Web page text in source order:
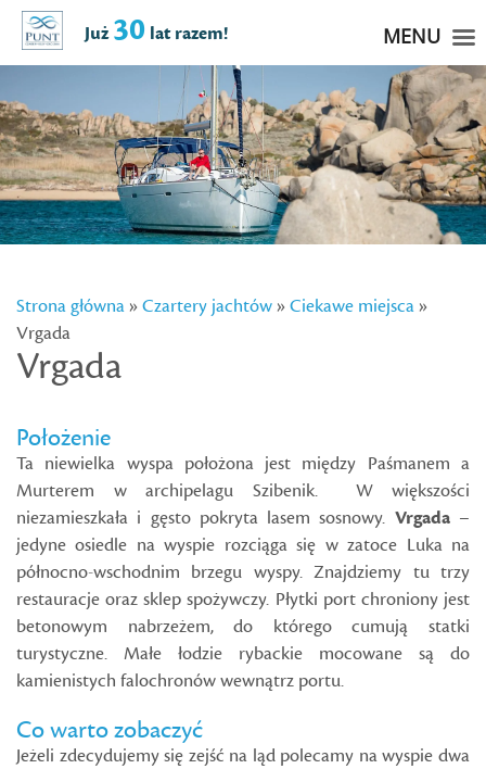
Strona główna»Czartery jachtów»Ciekawe miejsca»
Vrgada
Vrgada
Położenie
Ta niewielka wyspa położona jest między Paśmanem a
Murterem w archipelagu Szibenik. W większości
niezamieszkała i gęsto pokryta lasem sosnowy. Vrgada–
jedyne osiedle na wyspie rozciąga się w zatoce Luka na
północno-wschodnim brzegu wyspy. Znajdziemy tu trzy
restauracje oraz sklep spożywczy. Płytki port chroniony jest
betonowym nabrzeżem, do którego cumują statki
turystyczne. Małe łodzie rybackie mocowane są do
kamienistych falochronów wewnątrz portu.
Co warto zobaczyć
Jeżeli zdecydujemy się zejść na ląd polecamy na wyspie dwa
Już30 lat razem! MENU